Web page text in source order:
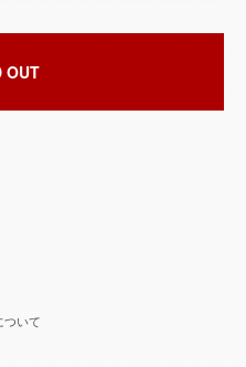
OUT
ついて